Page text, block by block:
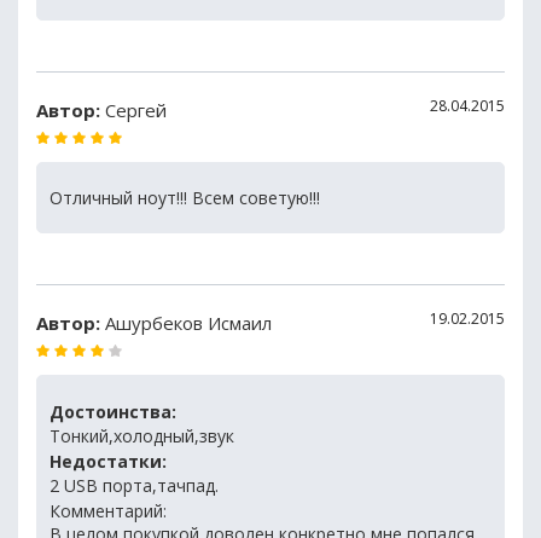
Автор: Сергей 28.04.2015
Отличный ноут!!! Всем советую!!!
Автор: Ашурбеков Исмаил 19.02.2015
Достоинства:
Тонкий,холодный,звук
Недостатки:
2 USB порта,тачпад.
Комментарий: